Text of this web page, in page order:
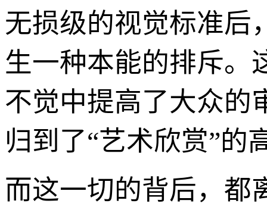
无损级的视觉标准后
生一种本能的排斥
不觉中提高了大众的
归到了“艺术欣赏”的
而这一切的背后，都